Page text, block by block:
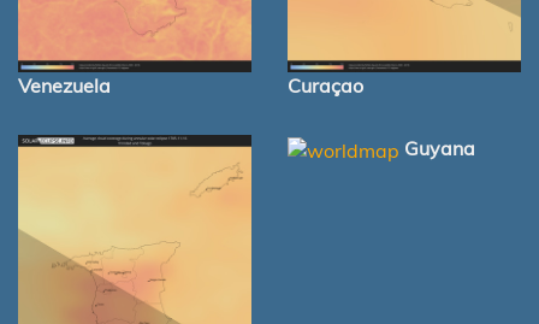
Venezuela Curaçao
Guyana